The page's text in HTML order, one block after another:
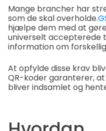
Mange brancher har
som de skal overholde.
hjælpe dem med at
universelt accepterede
information om
At opfylde disse krav
QR-koder garanterer,
bliver indsamlet og